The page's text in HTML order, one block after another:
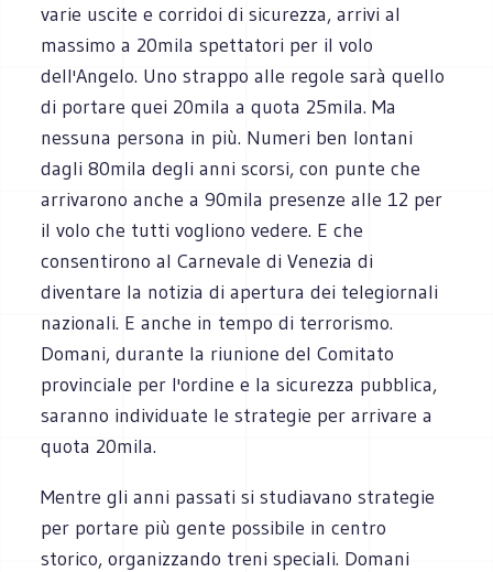
varie uscite e corridoi di sicurezza, arrivi al
massimo a 20mila spettatori per il volo
dell'Angelo. Uno strappo alle regole sarà quello
di portare quei 20mila a quota 25mila. Ma
nessuna persona in più. Numeri ben lontani
dagli 80mila degli anni scorsi, con punte che
arrivarono anche a 90mila presenze alle 12 per
il volo che tutti vogliono vedere. E che
consentirono al Carnevale di Venezia di
diventare la notizia di apertura dei telegiornali
nazionali. E anche in tempo di terrorismo.
Domani, durante la riunione del Comitato
provinciale per l'ordine e la sicurezza pubblica,
saranno individuate le strategie per arrivare a
quota 20mila.
Mentre gli anni passati si studiavano strategie
per portare più gente possibile in centro
storico, organizzando treni speciali. Domani